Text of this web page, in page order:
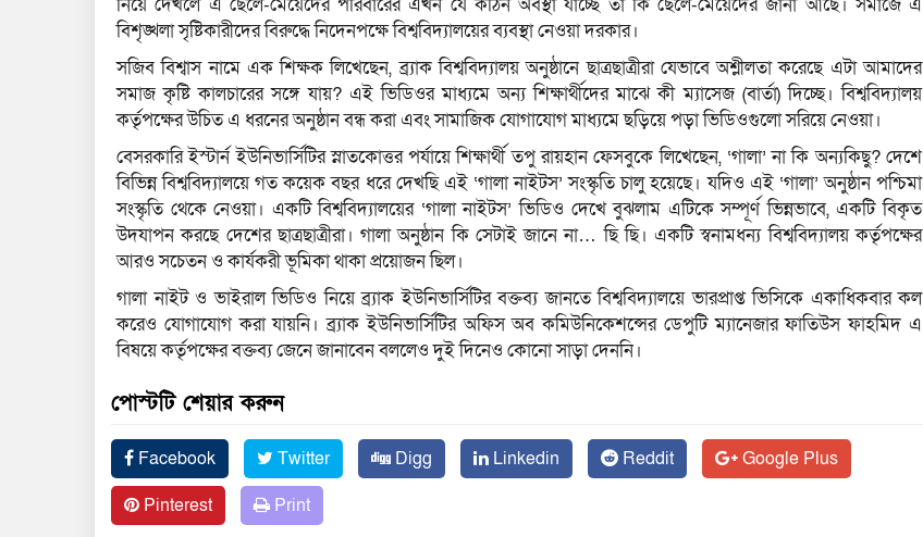
নিয়ে দেখলে এ ছেলে-মেয়েদের পরিবারের এখন যে কঠিন অবস্থা যাচ্ছে তা কি ছেলে-মেয়েদের জানা আছে। সমাজে এ
বিশৃঙ্খলা সৃষ্টিকারীদের বিরুদ্ধে নিদেনপক্ষে বিশ্ববিদ্যালয়ের ব্যবস্থা নেওয়া দরকার।
সজিব বিশ্বাস নামে এক শিক্ষক লিখেছেন, ব্র্যাক বিশ্ববিদ্যালয় অনুষ্ঠানে ছাত্রছাত্রীরা যেভাবে অশ্লীলতা করেছে এটা আমাদের
সমাজ কৃষ্টি কালচারের সঙ্গে যায়? এই ভিডিওর মাধ্যমে অন্য শিক্ষার্থীদের মাঝে কী ম্যাসেজ (বার্তা) দিচ্ছে। বিশ্ববিদ্যালয়
কর্তৃপক্ষের উচিত এ ধরনের অনুষ্ঠান বন্ধ করা এবং সামাজিক যোগাযোগ মাধ্যমে ছড়িয়ে পড়া ভিডিওগুলো সরিয়ে নেওয়া।
বেসরকারি ইস্টার্ন ইউনিভার্সিটির স্নাতকোত্তর পর্যায়ে শিক্ষার্থী তপু রায়হান ফেসবুকে লিখেছেন, ‘গালা’ না কি অন্যকিছু? দেশে
বিভিন্ন বিশ্ববিদ্যালয়ে গত কয়েক বছর ধরে দেখছি এই ‘গালা নাইটস’ সংস্কৃতি চালু হয়েছে। যদিও এই ‘গালা’ অনুষ্ঠান পশ্চিমা
সংস্কৃতি থেকে নেওয়া। একটি বিশ্ববিদ্যালয়ের ‘গালা নাইটস’ ভিডিও দেখে বুঝলাম এটিকে সম্পূর্ণ ভিন্নভাবে, একটি বিকৃত
উদযাপন করছে দেশের ছাত্রছাত্রীরা। গালা অনুষ্ঠান কি সেটাই জানে না… ছি ছি। একটি স্বনামধন্য বিশ্ববিদ্যালয় কর্তৃপক্ষের
আরও সচেতন ও কার্যকরী ভূমিকা থাকা প্রয়োজন ছিল।
গালা নাইট ও ভাইরাল ভিডিও নিয়ে ব্র্যাক ইউনিভার্সিটির বক্তব্য জানতে বিশ্ববিদ্যালয়ে ভারপ্রাপ্ত ভিসিকে একাধিকবার কল
করেও যোগাযোগ করা যায়নি। ব্র্যাক ইউনিভার্সিটির অফিস অব কমিউনিকেশন্সের ডেপুটি ম্যানেজার ফাতিউস ফাহমিদ এ
বিষয়ে কর্তৃপক্ষের বক্তব্য জেনে জানাবেন বললেও দুই দিনেও কোনো সাড়া দেননি।
পোস্টটি শেয়ার করুন
Facebook Twitter Digg Linkedin Reddit
Google Plus
Pinterest
Print